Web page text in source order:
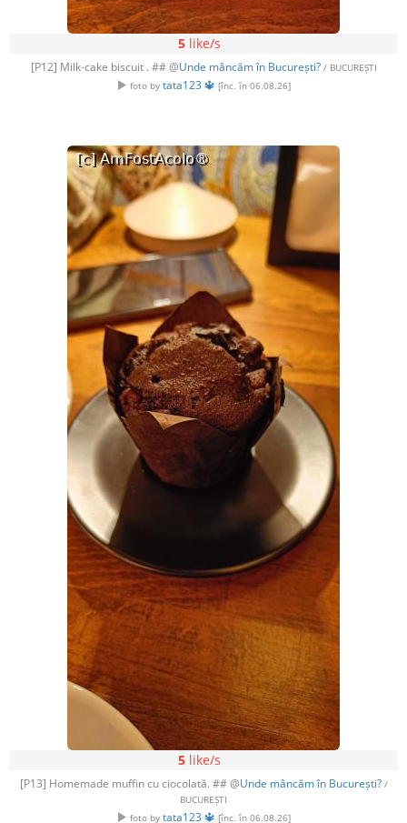
5like/s
[P12] Milk-cake biscuit . ## @Unde mâncăm în București? / BUCUREȘTI
foto by tata123 🔱 [înc. în 06.08.26]
5like/s
[P13] Homemade muffin cu ciocolată. ## @Unde mâncăm în București? /
BUCUREȘTI
foto by tata123 🔱 [înc. în 06.08.26]